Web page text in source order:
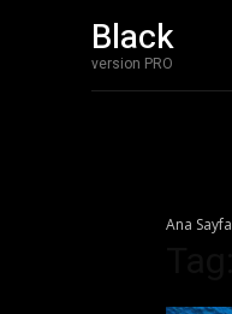
Black
version PRO
Ana Sayfa